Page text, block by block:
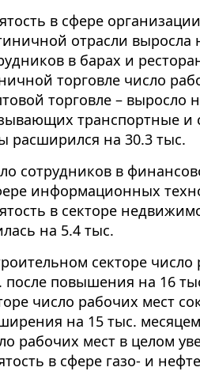
в сфере
отрасли выросла
в барах и
торговле число
торговле – выросло
транспортные и
расширился на 30.3 тыс.
сотрудников в
информационных
в секторе
на 5.4 тыс.
секторе
после повышения на 16
число рабочих мест
на 15 тыс.
рабочих мест в целом
в сфере газо- и